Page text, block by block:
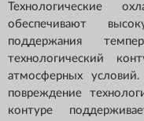
Технологические
обеспечивают
поддержания
технологический
атмосферных
повреждение
контуре